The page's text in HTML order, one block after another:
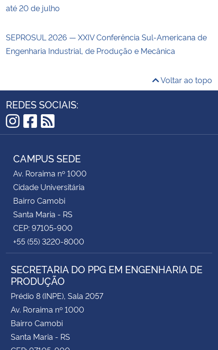
até 20 de julho
SEPROSUL 2026 — XXIV Conferência Sul-Americana de
Engenharia Industrial, de Produção e Mecânica
Voltar ao topo
REDES SOCIAIS:
Instagram
Facebook
RSS
CAMPUS SEDE
Av. Roraima nº 1000
Cidade Universitária
Bairro Camobi
Santa Maria - RS
CEP: 97105-900
+55 (55) 3220-8000
SECRETARIA DO PPG EM ENGENHARIA DE
PRODUÇÃO
Prédio 8 (INPE), Sala 2057
Av. Roraima nº 1000
Bairro Camobi
Santa Maria - RS